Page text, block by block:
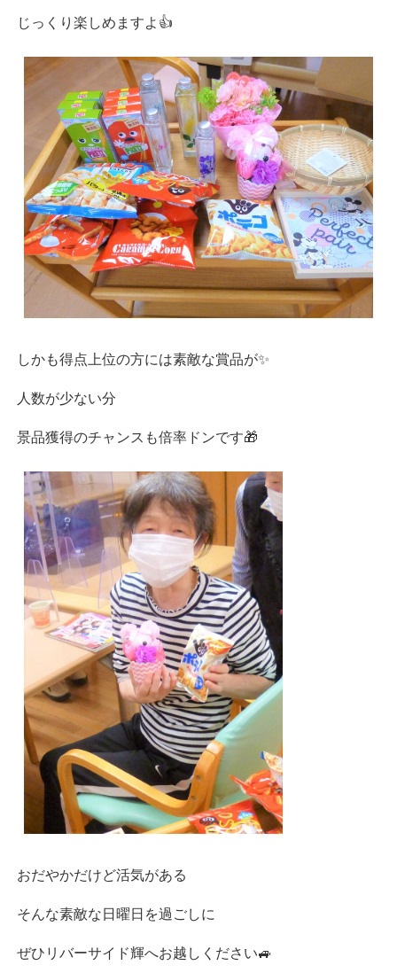
じっくり楽しめますよ👍
しかも得点上位の方には素敵な賞品が✨
人数が少ない分
景品獲得のチャンスも倍率ドンです🎁
おだやかだけど活気がある
そんな素敵な日曜日を過ごしに
ぜひリバーサイド輝へお越しください🚙